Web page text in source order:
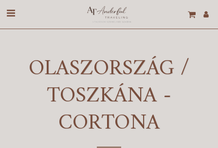
OLASZORSZÁG /
TOSZKÁNA -
CORTONA